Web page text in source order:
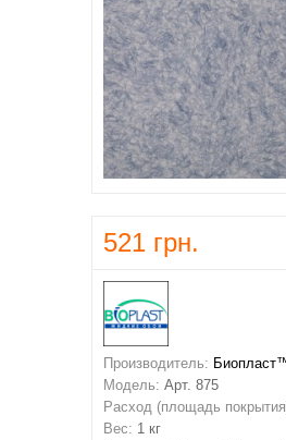
521 грн.
Производитель:
Модель: Арт. 875
Расход (площадь
Вес: 1 кг